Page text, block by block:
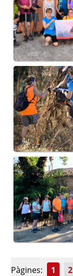
Pàgines: 1 2